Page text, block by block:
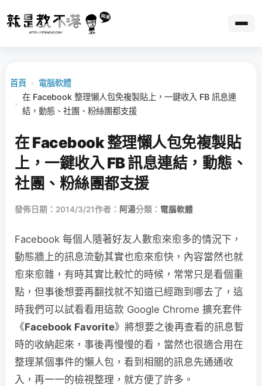
首頁 › 電腦軟體
›
在 Facebook 整理懶人包免複製貼上，一鍵收入 FB 訊息連
結，動態、社團、粉絲團都支援
在 Facebook 整理懶人包免複製貼
上，一鍵收入 FB 訊息連結，動態、
社團、粉絲團都支援
發佈日期：2014/3/21作者： 阿湯分類： 電腦軟體
Facebook 每個人隨著好友人數愈來愈多的情況下，
動態牆上的訊息流動其實也愈來愈快，內容當然也就
愈來愈雜，有時其實比較忙的時候，常常只是看個重
點，但事後想要再翻找就不知道已經跑到哪去了，這
時我們可以試看看用這款 Google Chrome 擴充套件
《Facebook Favorite》將想要之後再查看的訊息暫
時的收納起來，事後再慢慢的看，當然也很適合用在
整理某個事件的懶人包，看到相關的訊息先通通收
入，再一一的檢視整理，就方便了許多。